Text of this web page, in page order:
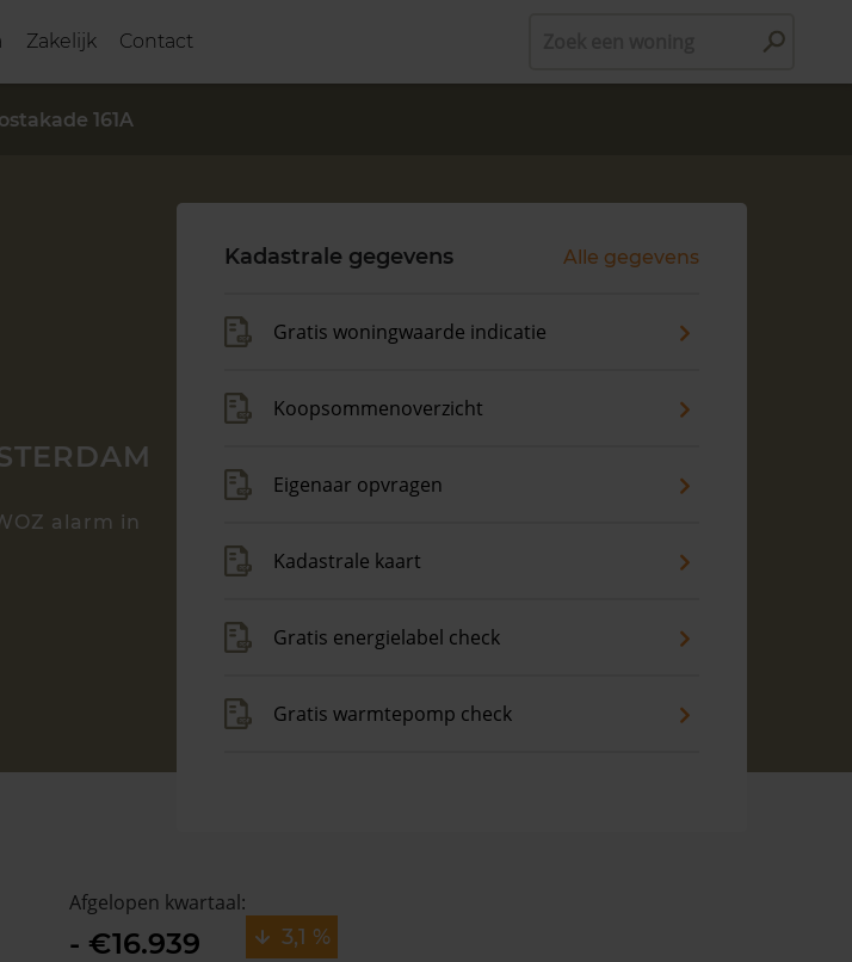
Zakelijk Contact
161A
alarm in
Kadastrale gegevens Alle gegevens
Gratis woningwaarde indicatie
Koopsommenoverzicht
Eigenaar opvragen
Kadastrale kaart
Gratis energielabel check
Gratis warmtepomp check
Afgelopen kwartaal:
- €16.939 3,1 %